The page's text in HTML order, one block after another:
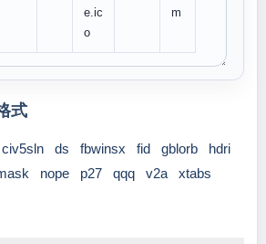
e.ic
o
m
式
civ5sln ds fbwinsx fid gblorb
hdri
nope p27 qqq v2a
xtabs